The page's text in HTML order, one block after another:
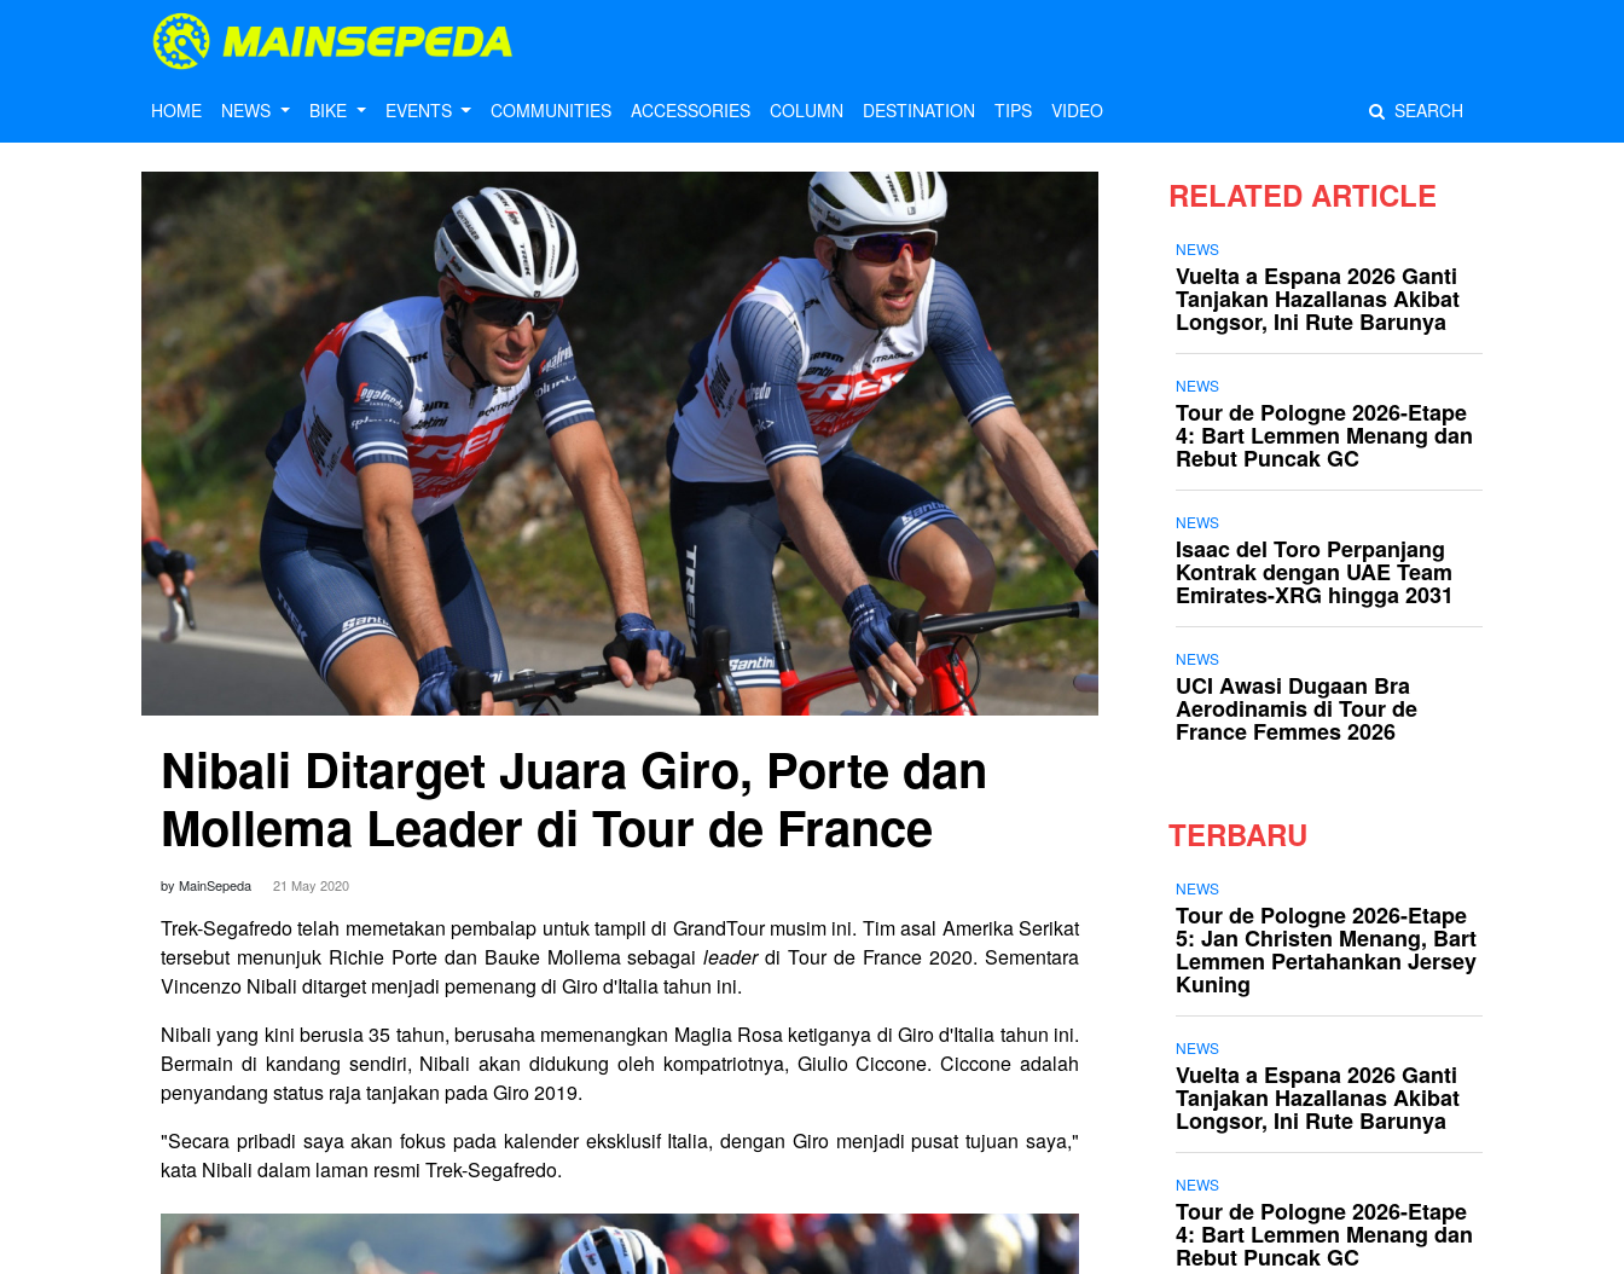
HOME NEWS BIKE EVENTS COMMUNITIES ACCESSORIES COLUMN DESTINATION TIPS VIDEO SEARCH
Nibali Ditarget Juara Giro, Porte dan
Mollema Leader di Tour de France
by MainSepeda 21 May 2020
Trek-Segafredo telah memetakan pembalap untuk tampil di GrandTour musim ini. Tim asal Amerika Serikat
tersebut menunjuk Richie Porte dan Bauke Mollema sebagaileaderdi Tour de France 2020. Sementara
Vincenzo Nibali ditarget menjadi pemenang di Giro d'Italia tahun ini.
Nibali yang kini berusia 35 tahun, berusaha memenangkan Maglia Rosa ketiganya di Giro d'Italia tahun ini.
Bermain di kandang sendiri, Nibali akan didukung oleh kompatriotnya, Giulio Ciccone. Ciccone adalah
penyandang status raja tanjakan pada Giro 2019.
"Secara pribadi saya akan fokus pada kalender eksklusif Italia, dengan Giro menjadi pusat tujuan saya,"
kata Nibali dalam laman resmi Trek-Segafredo.
RELATED ARTICLE
NEWS
Vuelta a Espana 2026 Ganti
Tanjakan Hazallanas Akibat
Longsor, Ini Rute Barunya
NEWS
Tour de Pologne 2026-Etape
4: Bart Lemmen Menang dan
Rebut Puncak GC
NEWS
Isaac del Toro Perpanjang
Kontrak dengan UAE Team
Emirates-XRG hingga 2031
NEWS
UCI Awasi Dugaan Bra
Aerodinamis di Tour de
France Femmes 2026
TERBARU
NEWS
Tour de Pologne 2026-Etape
5: Jan Christen Menang, Bart
Lemmen Pertahankan Jersey
Kuning
NEWS
Vuelta a Espana 2026 Ganti
Tanjakan Hazallanas Akibat
Longsor, Ini Rute Barunya
NEWS
Tour de Pologne 2026-Etape
4: Bart Lemmen Menang dan
Rebut Puncak GC